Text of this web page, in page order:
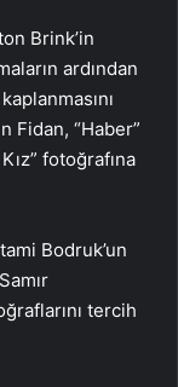
Brink’in
ardından
Fidan, “Haber”
fotoğrafına
Bodruk’un
tercih